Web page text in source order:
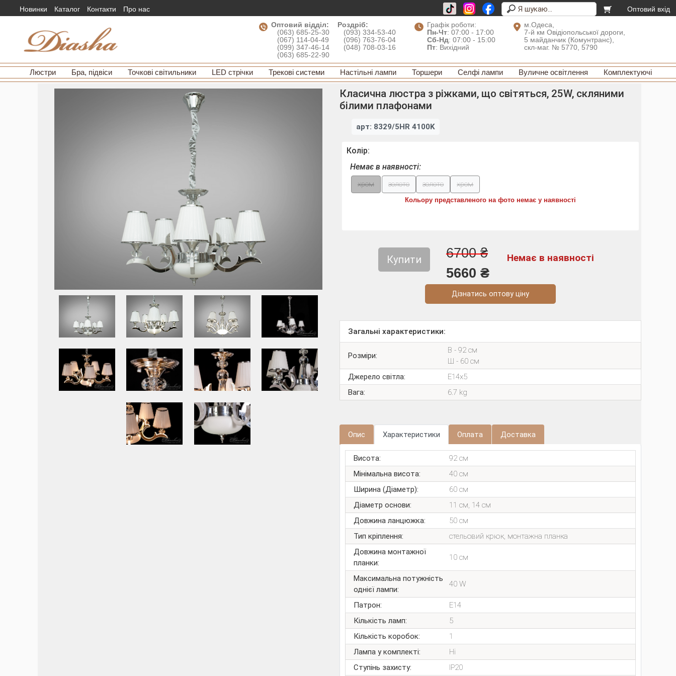
Новинки Каталог Контакти Про нас
Оптовий вхід
Оптовий відділ:
(063) 685-25-30
(067) 114-04-49
(099) 347-46-14
(063) 685-22-90
Роздріб:
(093) 334-53-40
(096) 763-76-04
(048) 708-03-16
Графік роботи:
Пн-Чт: 07:00 - 17:00
Сб-Нд: 07:00 - 15:00
Пт: Вихідний
м.Одеса,
7-й км Овідіопольської дороги,
5 майданчик (Комунтранс),
скл-маг. № 5770, 5790
Люстри Бра, підвіси Точкові світильники LED стрічки Трекові системи Настільні лампи Торшери Селфі лампи Вуличне освітлення Комплектуючі
Класична люстра з ріжками, що світяться, 25W, скляними
білими плафонами
арт: 8329/5HR 4100K
Колір:
Немає в наявності:
хром золото золото хром
Кольору представленого на фото немає у наявності
Купити
6700 ₴
5660 ₴
Немає в наявності
Дізнатись оптову ціну
Загальні характеристики:
Розміри:
В - 92 см
Ш - 60 см
Джерело світла:
E14х5
Вага:
6.7 kg
Опис Характеристики Оплата Доставка
Висота:
92 см
Мінімальна висота:
40 см
Ширина (Діаметр):
60 см
Діаметр основи:
11 см, 14 см
Довжина ланцюжка:
50 см
Тип кріплення:
стельовий крюк, монтажна планка
Довжина монтажної
планки:
10 см
Максимальна потужність
однієї лампи:
40 W
Патрон:
E14
Кількість ламп:
5
Кількість коробок:
1
Лампа у комплекті:
Ні
Ступінь захисту:
IP20